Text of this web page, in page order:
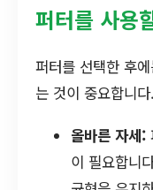
퍼터를 사용
퍼터를 선택한 후
는 것이 중요합니
올바른 자세:
이 필요합니